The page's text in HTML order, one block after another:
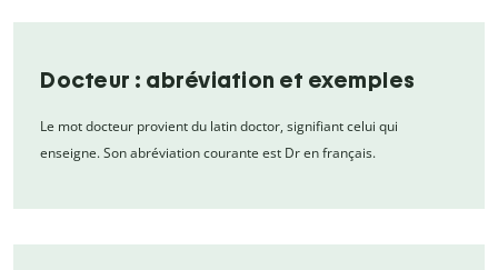
Docteur : abréviation et exemples
Le mot docteur provient du latin doctor, signifiant celui qui
enseigne. Son abréviation courante est Dr en français.